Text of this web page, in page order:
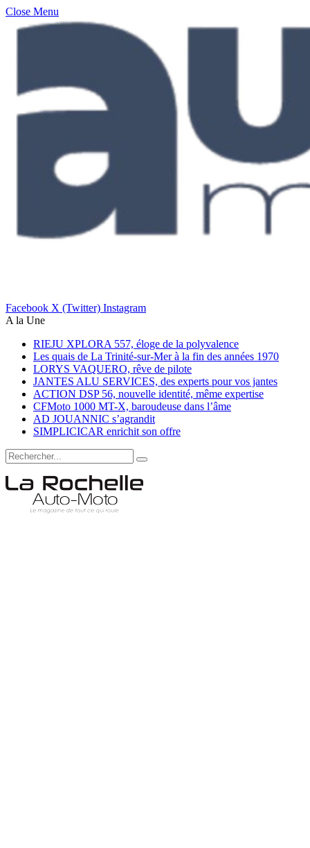
Close Menu
Facebook X (Twitter) Instagram
A la Une
RIEJU XPLORA 557, éloge de la polyvalence
Les quais de La Trinité-sur-Mer à la fin des années 1970
LORYS VAQUERO, rêve de pilote
JANTES ALU SERVICES, des experts pour vos jantes
ACTION DSP 56, nouvelle identité, même expertise
CFMoto 1000 MT-X, baroudeuse dans l’âme
AD JOUANNIC s’agrandit
SIMPLICICAR enrichit son offre